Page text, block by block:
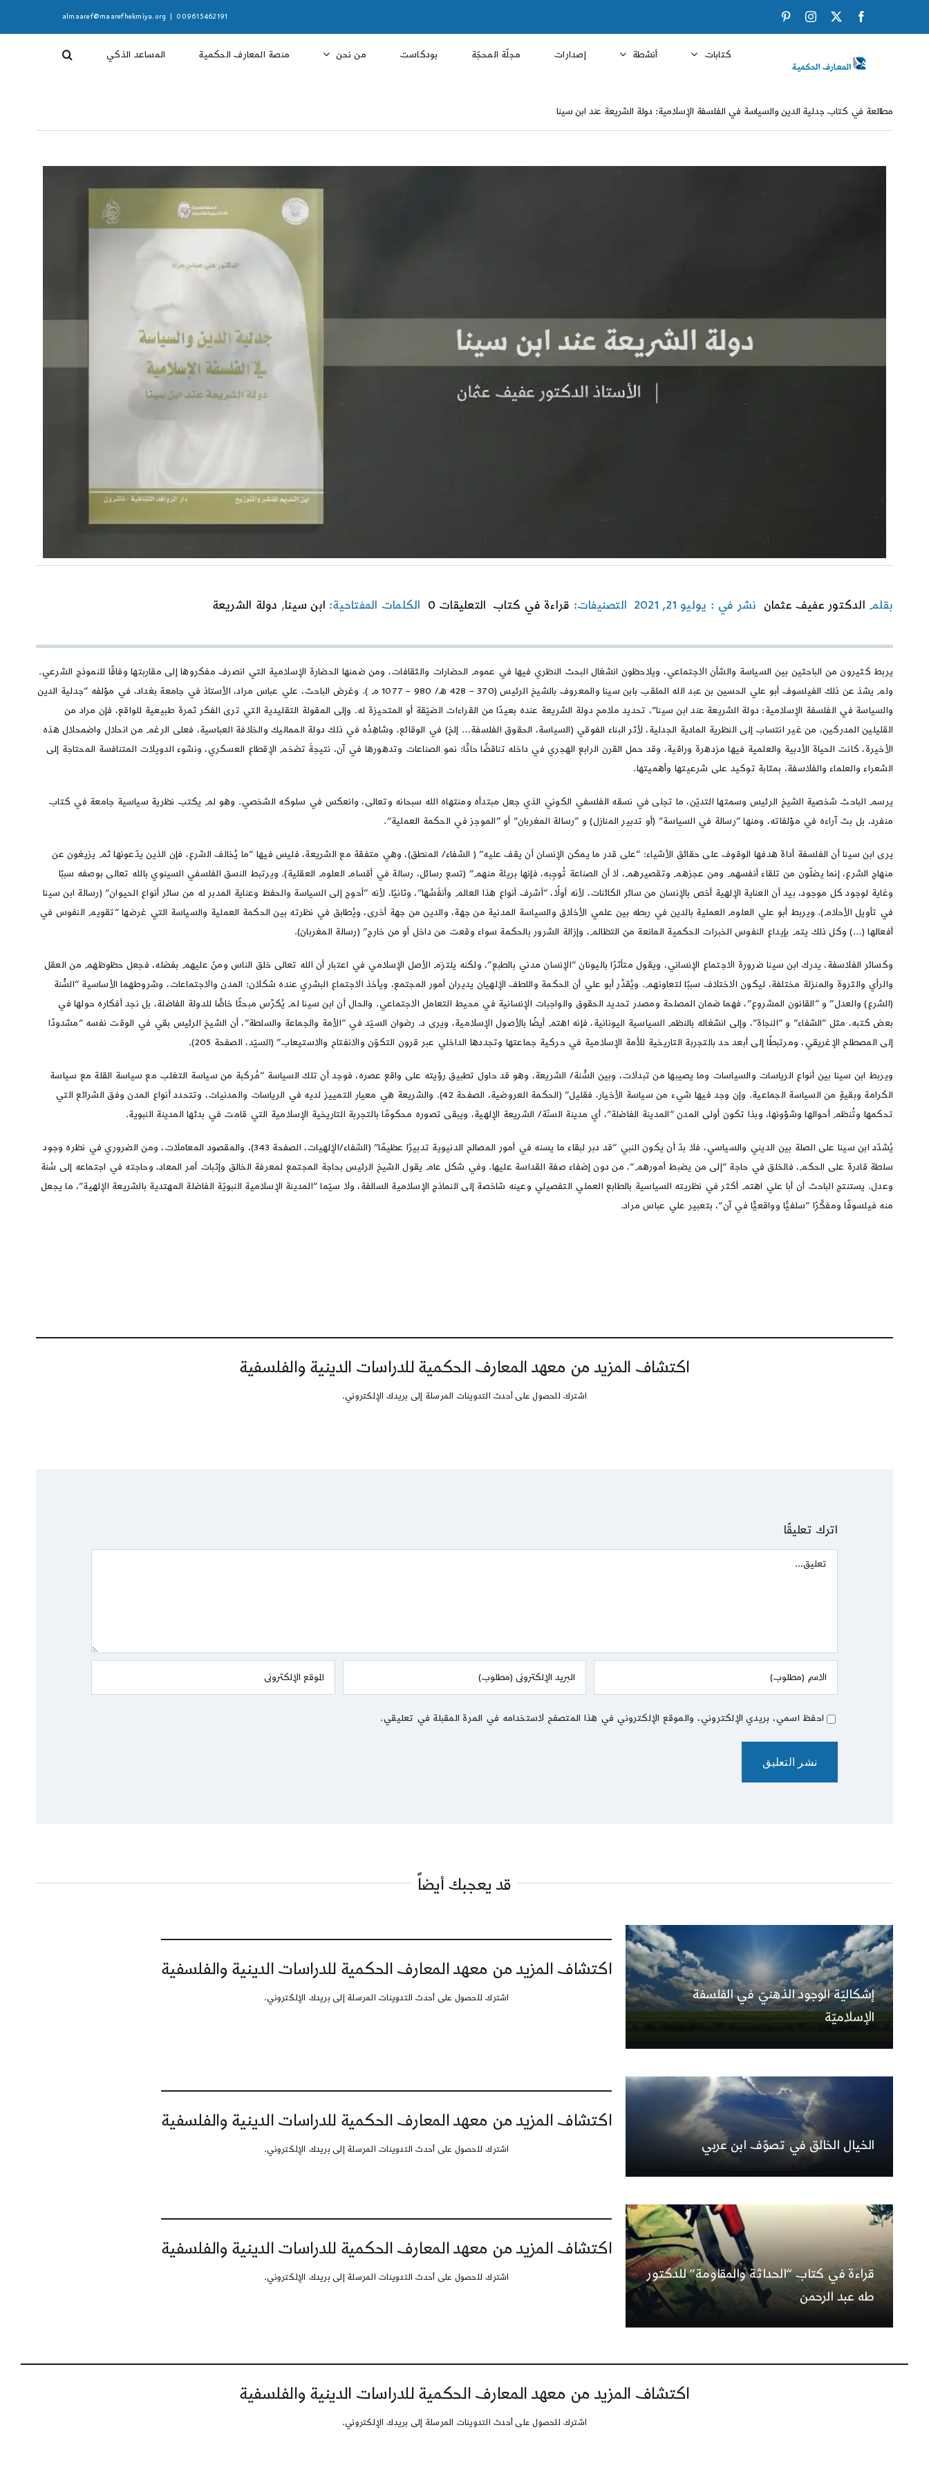
Facebook
X
Instagram
009615462191
almaaref@maarefhekmiya.org
كتابات أنشطة إصدارات مجلّة المحجّة بودكاست من نحن منصة المعارف الحكمية المساعد الذكي
مطالعة في كتاب جدلية الدين والسياسة في الفلسفة الإسلامية: دولة الشريعة عند ابن سينا
بقلم الدكتور عفيف عثمان نشر في : يوليو 21, 2021 التصنيفات: قراءة في كتاب التعليقات 0
on
كتاب
الدين
والسياسة
في
الفلسفة
الإسلامية:
دولة
الشريعة
سينا
الكلمات المفتاحية: ابن سينا, دولة الشريعة
يربط كثيرون من الباحثين بين السياسة والشأن الاجتماعي، ويلاحظون انشغال البحث النظري فيها في عموم الحضارات والثقافات، ومن ضمنها الحضارة الإسلامية التي انصرف مفكروها إلى مقاربتها وفاقًا للنموذج الشرعي.
ولم يشذ عن ذلك الفيلسوف أبو علي الحسين بن عبد الله الملقب بابن سينا والمعروف بالشيخ الرئيس (370 – 428 هـ/ 980 – 1077 م ). وغرض الباحث، علي عباس مراد، الأستاذ في جامعة بغداد، في مؤلفه “جدلية الدين
والسياسة في الفلسفة الإسلامية: دولة الشريعة عند ابن سينا”، تحديد ملامح دولة الشريعة عنده بعيدًا من القراءات الضيّقة أو المتحيزة له. وإلى المقولة التقليدية التي ترى الفكر ثمرة طبيعية للواقع، فإن مراد من
القليلين المدركين، من غير انتساب إلى النظرية المادية الجدلية، لأثر البناء الفوقي (السياسة، الحقوق الفلسفة… إلخ) في الوقائع، وشاهِدُه في ذلك دولة المماليك والخلافة العباسية، فعلى الرغم من انحلال واضمحلال هذه
الأخيرة، كانت الحياة الأدبية والعلمية فيها مزدهرة وراقية، وقد حمل القرن الرابع الهجري في داخله تناقضًا حادًّا: نمو الصناعات وتدهورها في آن، نتيجةَ تضخم الإقطاع العسكري، ونشوء الدويلات المتنافسة المحتاجة إلى
الشعراء والعلماء والفلاسفة، بمثابة توكيد على شرعيتها وأهميتها.
يرسم الباحث شخصية الشيخ الرئيس وسمتها التديّن، ما تجلى في نسقه الفلسفي الكوني الذي جعل مبتدأه ومنتهاه الله سبحانه وتعالى، وانعكس في سلوكه الشخصي. وهو لم يكتب نظرية سياسية جامعة في كتاب
منفرد، بل بث آراءه في مؤلفاته، ومنها “رسالة في السياسة” (أو تدبير المنازل) و “رسالة المغربان” أو “الموجز في الحكمة العملية”.
يرى ابن سينا أن الفلسفة أداة هدفها الوقوف على حقائق الأشياء: “على قدر ما يمكن الإنسان أن يقف عليه” ( الشفاء/ المنطق)، وهي متفقة مع الشريعة، فليس فيها “ما يُخالف الشرع، فإن الذين يدّعونها ثم يزيغون عن
منهاج الشرع، إنما يضلّون من تلقاء أنفسهم ومن عجزهم وتقصيرهم، لا أن الصناعة تُوجِبه، فإنها بريئة منهم” (تسع رسائل، رسالة في أقسام العلوم العقلية). ويرتبط النسق الفلسفي السينوي بالله تعالى بوصفه سببًا
وغاية لوجود كل موجود، بيد أن العناية الإلهية أخص بالإنسان من سائر الكائنات، لأنه أولًا، “أشرف أنواع هذا العالم وأنفَسُها”، وثانيًا، لأنه “أحوج إلى السياسة والحفظ وعناية المدبر له من سائر أنواع الحيوان” (رسالة ابن سينا
في تأويل الأحلام). ويربط أبو علي العلوم العملية بالدين في ربطه بين علمي الأخلاق والسياسة المدنية من جهة، والدين من جهة أخرى، ويُطابق في نظرته بين الحكمة العملية والسياسة التي غرضها “تقويم النفوس في
أفعالها (…) وكل ذلك يتم بإيداع النفوس الخبرات الحكمية المانعة من التظالم، وإزالة الشرور بالحكمة سواء وقعت من داخل أو من خارج” (رسالة المغربان).
وكسائر الفلاسفة، يدرك ابن سينا ضرورة الاجتماع الإنساني، ويقول متأثرًا باليونان “الإنسان مدني بالطبع”، ولكنه يلتزم الأصل الإسلامي في اعتبار أن الله تعالى خلق الناس ومنّ عليهم بفضله، فجعل حظوظهم من العقل
والرأي والثروة والمنزلة مختلفة، ليكون الاختلاف سببًا لتعاونهم. ويُقدِّر أبو علي أن الحكمة واللطف الإلهيان يديران أمور المجتمع، ويأخذ الاجتماع البشري عنده شكلان: المدن والاجتماعات، وشروطهما الأساسية “السُّنة
(الشرع) والعدل” و “القانون المشروع”، فهما ضمان المصلحة ومصدر تحديد الحقوق والواجبات الإنسانية في محيط التعامل الاجتماعي. والحال أن ابن سينا لم يُكرِّس مبحثًا خاصًّا للدولة الفاضلة، بل نجد أفكاره حولها في
بعض كتبه، مثل “الشفاء” و “النجاة”، وإلى انشغاله بالنظم السياسية اليونانية، فإنه اهتم أيضًا بالأصول الإسلامية، ويرى د. رضوان السيّد في “الأمة والجماعة والسلطة”، أن الشيخ الرئيس بقي في الوقت نفسه “مشدودًا
إلى المصطلح الإغريقي، ومرتبطًا إلى أبعد حد بالتجربة التاريخية للأمة الإسلامية في حركية جماعتها وتجددها الداخلي عبر قرون التكوّن والانفتاح والاستيعاب” (السيّد، الصفحة 205).
ويربط ابن سينا بين أنواع الرياسات والسياسات وما يصيبها من تبدلات، وبين السُّنة/ الشريعة، وهو قد حاول تطبيق رؤيته على واقع عصره، فوجد أن تلك السياسة “مُركبة من سياسة التغلب مع سياسة القلة مع سياسة
الكرامة وبقيةٍ من السياسة الجماعية. وإن وجد فيها شيء من سياسة الأخيار، فقليل” (الحكمة العروضية، الصفحة 42). والشريعة هي معيار التمييز لديه في الرياسات والمدنيات، وتتحدد أنواع المدن وفق الشرائع التي
تحكمها وتُنظم أحوالها وشؤونها، وبذا تكون أولى المدن “المدينة الفاضلة”، أي مدينة السنّة/ الشريعة الإلهية، ويبقى تصوره محكومًا بالتجربة التاريخية الإسلامية التي قامت في بدئها المدينة النبوية.
يُشدّد ابن سينا على الصلة بين الديني والسياسي، فلا بدّ أن يكون النبي “قد دبر لبقاء ما يسنه في أمور المصالح الدنيوية تدبيرًا عظيمًا” (الشفاء/الإلهيات، الصفحة 343)، والمقصود المعاملات، ومن الضروري في نظره وجود
سلطة قادرة على الحكم، فالخلق في حاجة “إلى من يضبط أمورهم”، من دون إضفاء صفة القداسة عليها. وفي شكل عام يقول الشيخ الرئيس بحاجة المجتمع لمعرفة الخالق وإثبات أمر المعاد، وحاجته في اجتماعه إلى سُنة
وعدل. يستنتج الباحث أن أبا علي اهتم أكثر في نظريته السياسية بالطابع العملي التفصيلي وعينه شاخصة إلى النماذج الإسلامية السالفة، ولا سيّما “المدينة الإسلامية النبويّة الفاضلة المهتدية بالشريعة الإلهية”، ما يجعل
منه فيلسوفًا ومفكّرًا “سلفيًّا وواقعيًّا في آن”، بتعبير علي عباس مراد.
اكتشاف المزيد من معهد المعارف الحكمية للدراسات الدينية والفلسفية
اشترك للحصول على أحدث التدوينات المرسلة إلى بريدك الإلكتروني.
اترك تعليقًا
Comment
احفظ اسمي، بريدي الإلكتروني، والموقع الإلكتروني في هذا المتصفح لاستخدامه في المرة المقبلة في تعليقي.
قد يعجبك أيضاً
إشكاليّة الوجود الذهنيّ في الفلسفة
الإسلاميّة
اكتشاف المزيد من معهد المعارف الحكمية للدراسات الدينية والفلسفية
اشترك للحصول على أحدث التدوينات المرسلة إلى بريدك الإلكتروني.
الخيال الخالق في تصوّف ابن عربي
اكتشاف المزيد من معهد المعارف الحكمية للدراسات الدينية والفلسفية
اشترك للحصول على أحدث التدوينات المرسلة إلى بريدك الإلكتروني.
قراءة في كتاب “الحداثة والمقاومة” للدكتور
طه عبد الرحمن
اكتشاف المزيد من معهد المعارف الحكمية للدراسات الدينية والفلسفية
اشترك للحصول على أحدث التدوينات المرسلة إلى بريدك الإلكتروني.
اكتشاف المزيد من معهد المعارف الحكمية للدراسات الدينية والفلسفية
اشترك للحصول على أحدث التدوينات المرسلة إلى بريدك الإلكتروني.